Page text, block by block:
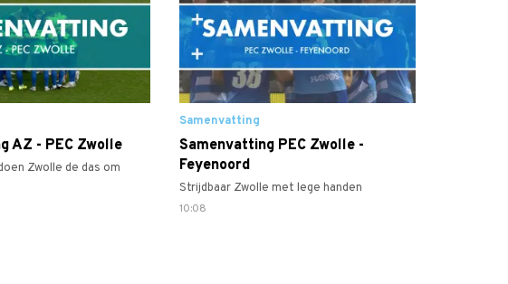
AZ - PEC Zwolle
Zwolle de das om
Samenvatting
Samenvatting PEC Zwolle -
Feyenoord
Strijdbaar Zwolle met lege handen
10:08